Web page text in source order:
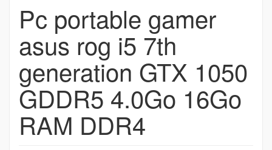
Pc portable gamer
asus rog i5 7th
generation GTX 1050
GDDR5 4.0Go 16Go
RAM DDR4